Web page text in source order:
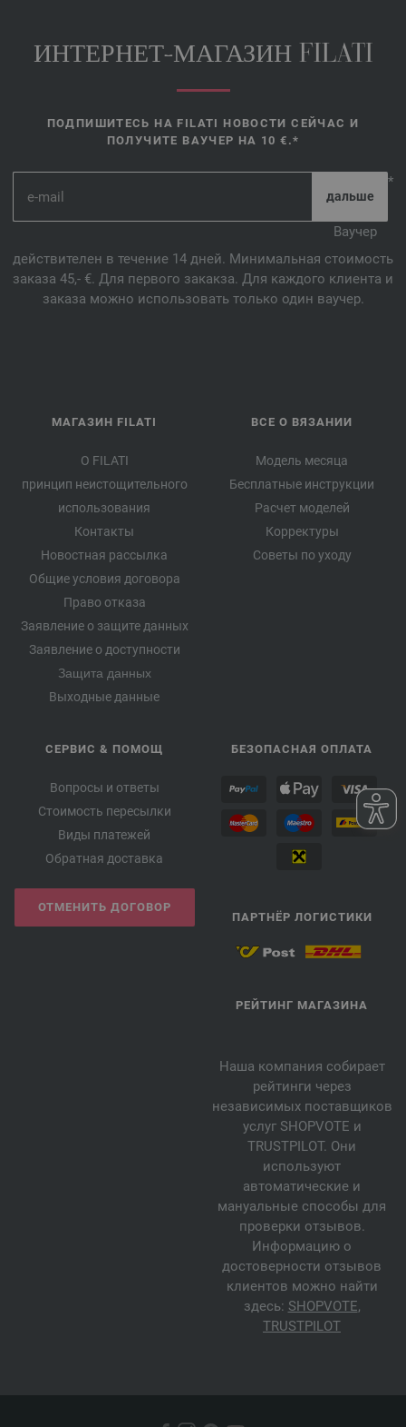
ИНТЕРНЕТ-МАГАЗИН FILATI
ПОДПИШИТЕСЬ НА FILATI НОВОСТИ СЕЙЧАС И
ПОЛУЧИТЕ ВАУЧЕР НА 10 €.*
*
Ваучер
действителен в течение 14 дней. Минимальная стоимость
заказа 45,- €. Для первого закакза. Для каждого клиента и
заказа можно использовать только один ваучер.
МАГАЗИН FILATI
О FILATI
принцип неистощительного
использования
Контакты
Новостная рассылка
Общие условия договора
Право отказа
Заявление о защите данных
Заявление о доступности
Защита данных
Выходные данные
ВСЕ О ВЯЗАНИИ
Модель месяца
Бесплатные инструкции
Расчет моделей
Корректуры
Советы по уходу
СЕРВИС & ПОМОЩ
Вопросы и ответы
Стоимость пересылки
Виды платежей
Обратная доставка
ОТМЕНИТЬ ДОГОВОР
БЕЗОПАСНАЯ ОПЛАТА
ПАРТНЁР ЛОГИСТИКИ
РЕЙТИНГ МАГАЗИНА
Наша компания собирает
рейтинги через
независимых поставщиков
услуг SHOPVOTE и
TRUSTPILOT. Они
используют
автоматические и
мануальные способы для
проверки отзывов.
Информацию о
достоверности отзывов
клиентов можно найти
здесь: SHOPVOTE,
TRUSTPILOT